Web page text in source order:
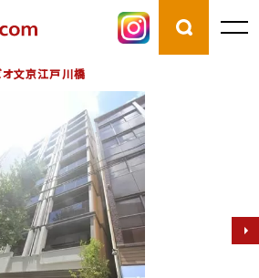
オ文京江戸川橋